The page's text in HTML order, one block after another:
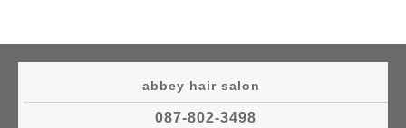
abbey hair salon
087-802-3498